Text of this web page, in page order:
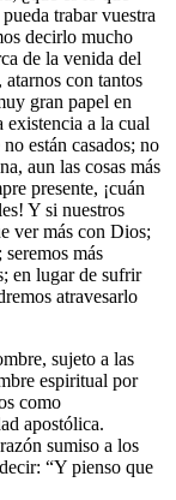
trabar vuestra
decirlo mucho
de la venida del
atarnos con tantos
gran papel en
existencia a la cual
están casados; no
aun las cosas más
presente, ¡cuán
Y si nuestros
ver más con Dios;
seremos más
en lugar de sufrir
atravesarlo
sujeto a las
espiritual por
como
apostólica.
sumiso a los
“Y pienso que